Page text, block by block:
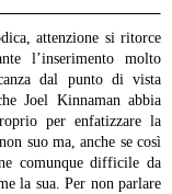
attenzione si ritorce
l’inserimento molto
dal punto di vista
Joel Kinnaman abbia
per enfatizzare la
suo ma, anche se così
comunque difficile da
la sua. Per non parlare